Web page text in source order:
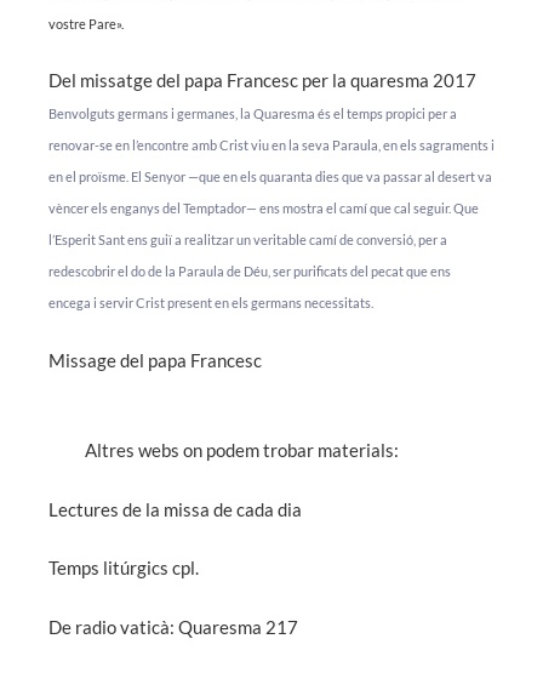
vostre Pare».
Del missatge del papa Francesc per la quaresma 2017
Benvolguts germans i germanes, la Quaresma és el temps propici per a
renovar-se en l’encontre amb Crist viu en la seva Paraula, en els sagraments i
en el proïsme. El Senyor —que en els quaranta dies que va passar al desert va
vèncer els enganys del Temptador— ens mostra el camí que cal seguir. Que
l’Esperit Sant ens guiï a realitzar un veritable camí de conversió, per a
redescobrir el do de la Paraula de Déu, ser purificats del pecat que ens
encega i servir Crist present en els germans necessitats.
Missage del papa Francesc
Altres webs on podem trobar materials:
Lectures de la missa de cada dia
Temps litúrgics cpl.
De radio vaticà: Quaresma 217